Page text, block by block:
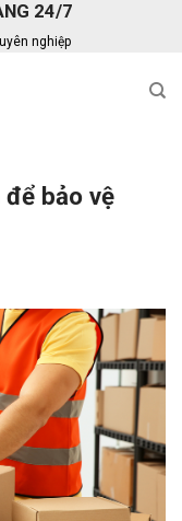
24/7
nghiệp
bảo vệ